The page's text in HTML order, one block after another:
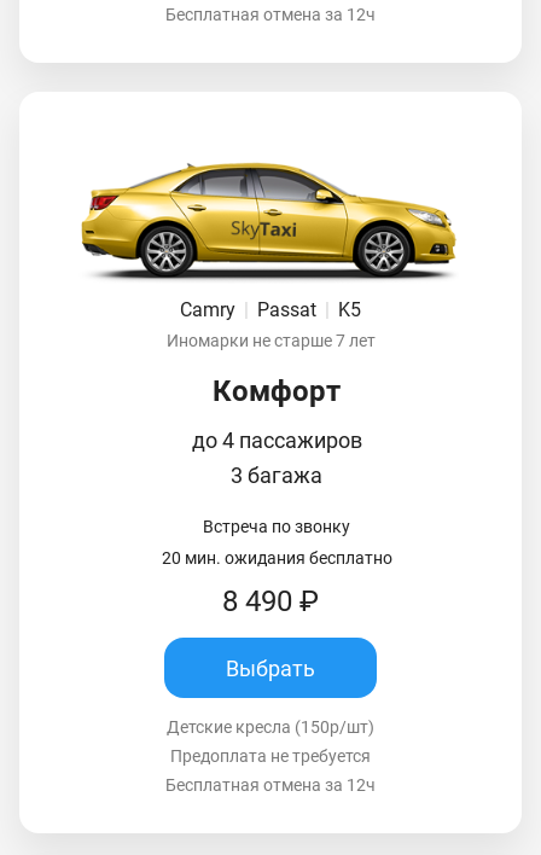
Бесплатная отмена за 12ч
Camry Passat K5
Иномарки не старше 7 лет
Комфорт
до 4 пассажиров
3 багажа
Встреча по звонку
20 мин. ожидания бесплатно
8 490 ₽
Выбрать
Детские кресла (150р/шт)
Предоплата не требуется
Бесплатная отмена за 12ч